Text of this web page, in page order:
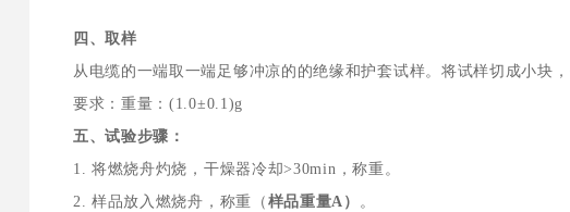
四、取样
从电缆的一端取一端足够冲凉的的绝缘和护套试样。将试样切成小块
要求：重量：(1.0±0.1)g
五、试验步骤：
1. 将燃烧舟灼烧，干燥器冷却>30min，称重。
2. 样品放入燃烧舟，称重（ 样品重量A） 。